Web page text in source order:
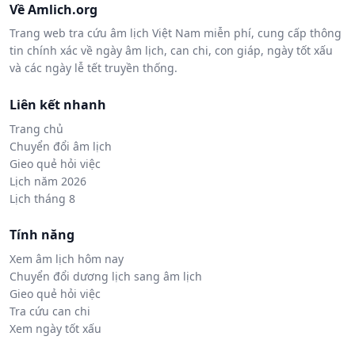
Về Amlich.org
Trang web tra cứu âm lịch Việt Nam miễn phí, cung cấp thông
tin chính xác về ngày âm lịch, can chi, con giáp, ngày tốt xấu
và các ngày lễ tết truyền thống.
Liên kết nhanh
Trang chủ
Chuyển đổi âm lịch
Gieo quẻ hỏi việc
Lịch năm 2026
Lịch tháng 8
Tính năng
Xem âm lịch hôm nay
Chuyển đổi dương lịch sang âm lịch
Gieo quẻ hỏi việc
Tra cứu can chi
Xem ngày tốt xấu